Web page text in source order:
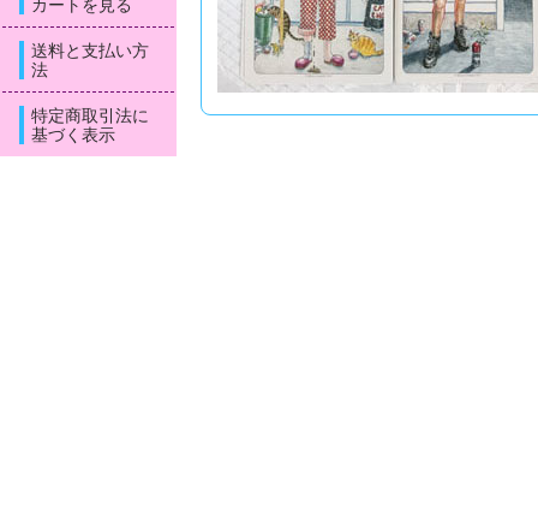
カートを見る
送料と支払い方
法
特定商取引法に
基づく表示